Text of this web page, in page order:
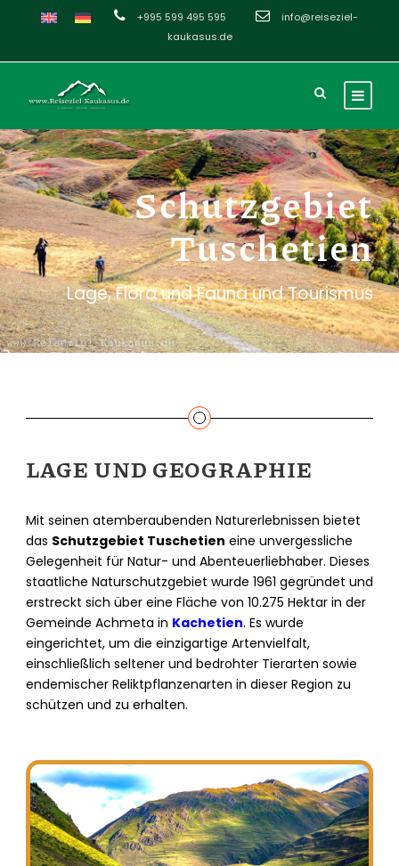
+995 599 495 595
info@reiseziel-
kaukasus.de
Schutzgebiet
Tuschetien
Lage, Flora und Fauna und Tourismus
LAGE UND GEOGRAPHIE
Mit seinen atemberaubenden Naturerlebnissen bietet
das Schutzgebiet Tuschetien eine unvergessliche
Gelegenheit für Natur- und Abenteuerliebhaber. Dieses
staatliche Naturschutzgebiet wurde 1961 gegründet und
erstreckt sich über eine Fläche von 10.275 Hektar in der
Gemeinde Achmeta in Kachetien. Es wurde
eingerichtet, um die einzigartige Artenvielfalt,
einschließlich seltener und bedrohter Tierarten sowie
endemischer Reliktpflanzenarten in dieser Region zu
schützen und zu erhalten.